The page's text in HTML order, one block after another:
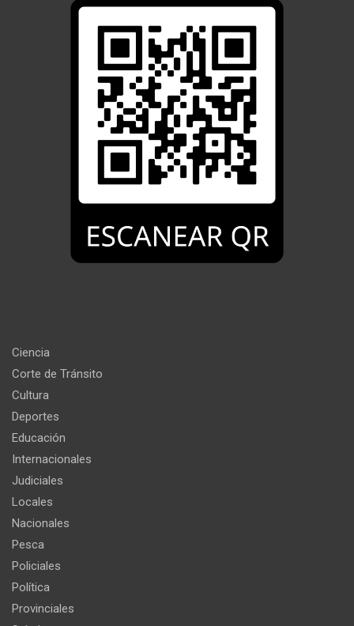
Ciencia
Corte de Tránsito
Cultura
Deportes
Educación
Internacionales
Judiciales
Locales
Nacionales
Pesca
Policiales
Política
Provinciales